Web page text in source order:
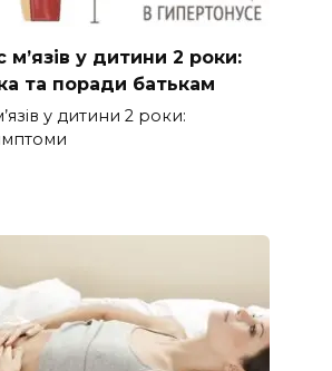
м’язів у дитини 2 роки:
та поради батькам
у дитини 2 роки: